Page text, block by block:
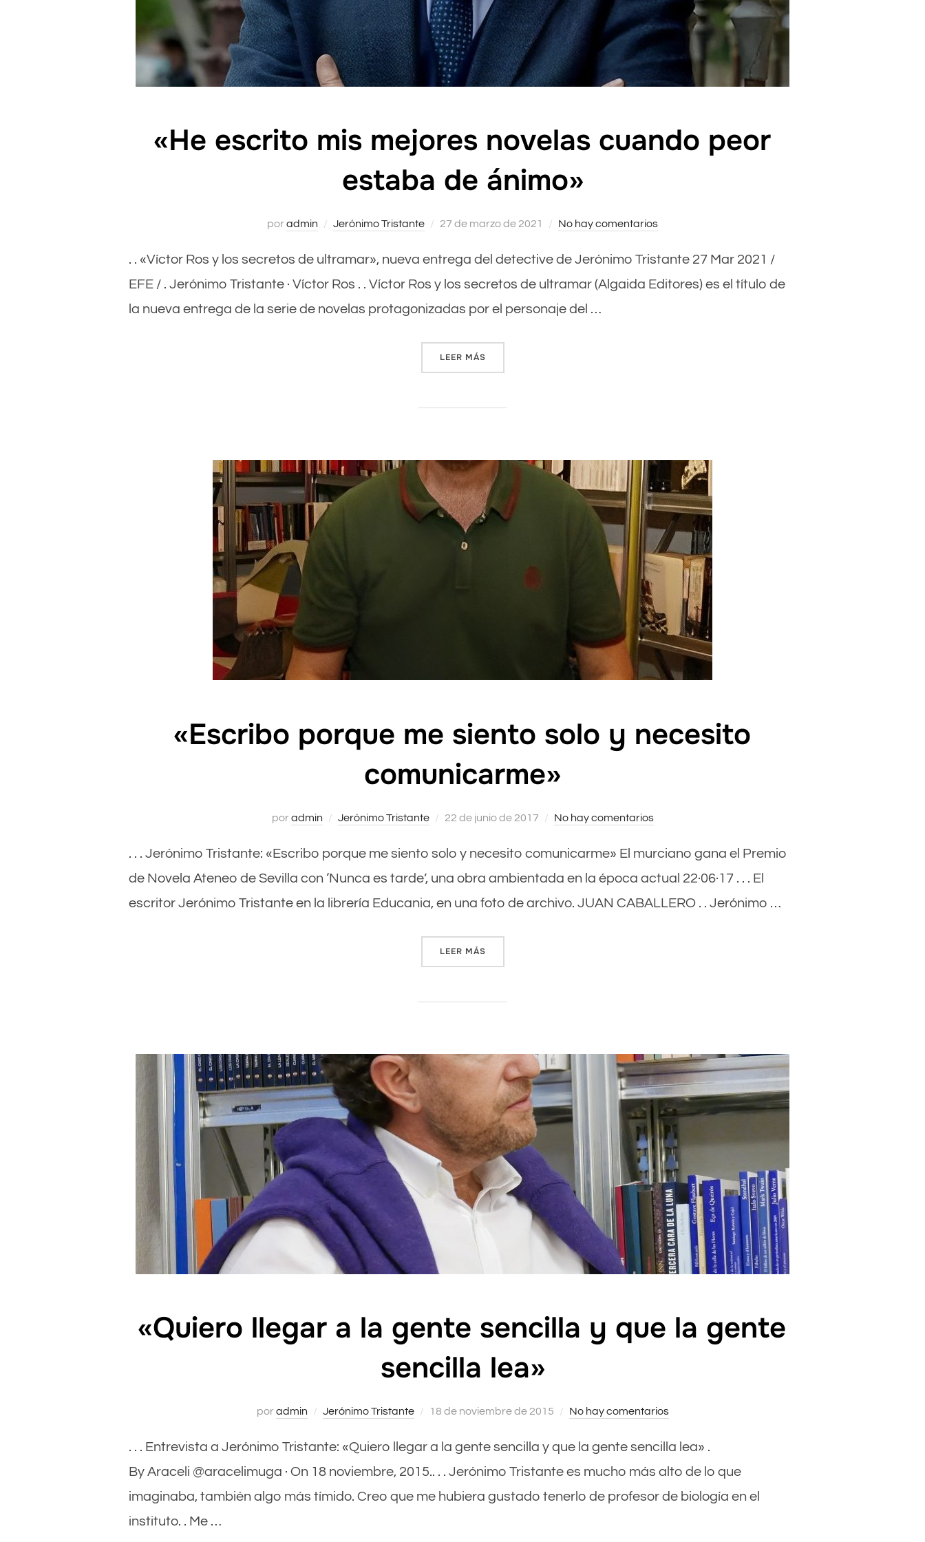
«He escrito mis mejores novelas cuando peor
estaba de ánimo»
poradmin Jerónimo Tristante
Publicado
27 de marzo de 2021 No hay comentarios
. . «Víctor Ros y los secretos de ultramar», nueva entrega del detective de Jerónimo Tristante 27 Mar 2021 /
EFE / . Jerónimo Tristante · Víctor Ros . . Víctor Ros y los secretos de ultramar (Algaida Editores) es el título de
la nueva entrega de la serie de novelas protagonizadas por el personaje del …
LEER MÁS
«Escribo porque me siento solo y necesito
comunicarme»
poradmin Jerónimo Tristante
Publicado
22 de junio de 2017 No hay comentarios
. . . Jerónimo Tristante: «Escribo porque me siento solo y necesito comunicarme» El murciano gana el Premio
de Novela Ateneo de Sevilla con ‘Nunca es tarde’, una obra ambientada en la época actual 22·06·17 . . . El
escritor Jerónimo Tristante en la librería Educania, en una foto de archivo. JUAN CABALLERO . . Jerónimo …
LEER MÁS
«Quiero llegar a la gente sencilla y que la gente
sencilla lea»
poradmin Jerónimo Tristante
Publicado
18 de noviembre de 2015 No hay comentarios
. . . Entrevista a Jerónimo Tristante: «Quiero llegar a la gente sencilla y que la gente sencilla lea» .
By Araceli @aracelimuga · On 18 noviembre, 2015.. . . Jerónimo Tristante es mucho más alto de lo que
imaginaba, también algo más tímido. Creo que me hubiera gustado tenerlo de profesor de biología en el
instituto. . Me …